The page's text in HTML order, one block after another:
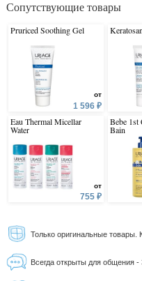
Сопутствующие товары
Pruriced Soothing Gel
от
1 596 ₽
Eau Thermal Micellar
Water
от
755 ₽
Bebe 1st
Bain
Только оригинальные товары.
Всегда открыты для общения